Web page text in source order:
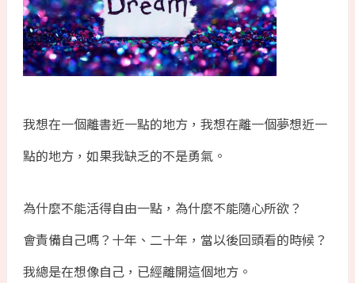
我想在一個離書近一點的地方，我想在離一個夢想近一
點的地方，如果我缺乏的不是勇氣。
為什麼不能活得自由一點，為什麼不能隨心所欲？
會責備自己嗎？十年、二十年，當以後回頭看的時候？
我總是在想像自己，已經離開這個地方。